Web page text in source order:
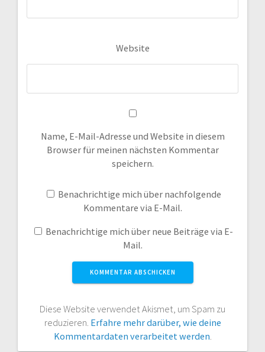
Website
Name, E-Mail-Adresse und Website in diesem
Browser für meinen nächsten Kommentar
speichern.
Benachrichtige mich über nachfolgende
Kommentare via E-Mail.
Benachrichtige mich über neue Beiträge via E-
Mail.
Diese Website verwendet Akismet, um Spam zu
reduzieren. Erfahre mehr darüber, wie deine
Kommentardaten verarbeitet werden